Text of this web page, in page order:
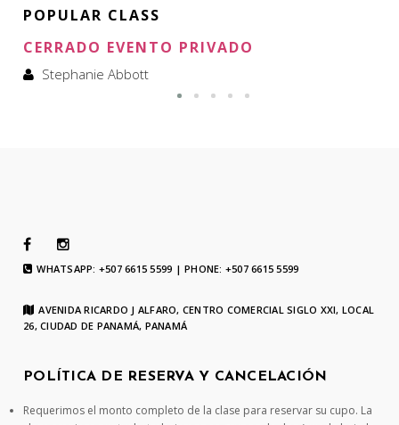
POPULAR CLASS
CERRADO EVENTO PRIVADO
Stephanie Abbott
WHATSAPP: +507 6615 5599 | PHONE: +507 6615 5599
AVENIDA RICARDO J ALFARO, CENTRO COMERCIAL SIGLO XXI, LOCAL
26, CIUDAD DE PANAMÁ, PANAMÁ
POLÍTICA DE RESERVA Y CANCELACIÓN
Requerimos el monto completo de la clase para reservar su cupo. La